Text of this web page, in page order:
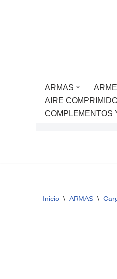
ARMAS
AIRE COMPRIMIDO
COMPLEMENTOS
Inicio \ ARMAS \